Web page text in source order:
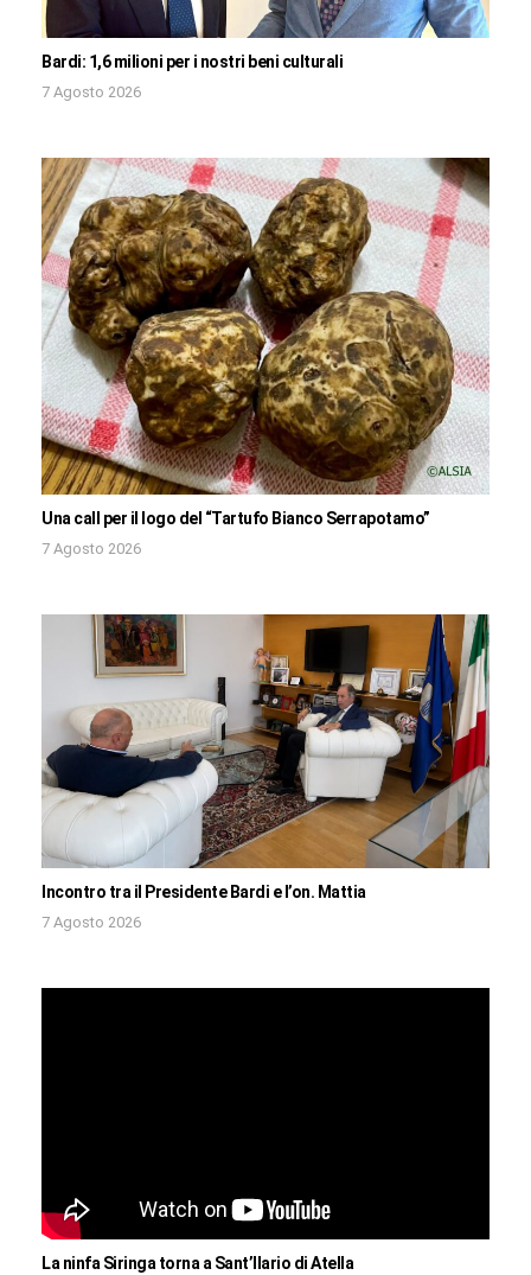
Bardi: 1,6 milioni per i nostri beni culturali
7 Agosto 2026
Una call per il logo del “Tartufo Bianco Serrapotamo”
7 Agosto 2026
Incontro tra il Presidente Bardi e l’on. Mattia
7 Agosto 2026
La ninfa Siringa torna a Sant’Ilario di Atella